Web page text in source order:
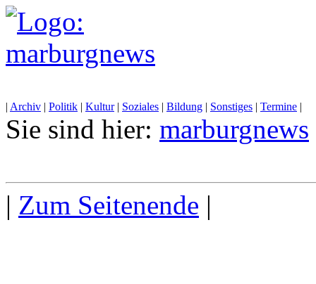
| Archiv | Politik | Kultur| Soziales | Bildung | Sonstiges | Termine |
Sie sind hier: marburgnews
| Zum Seitenende |